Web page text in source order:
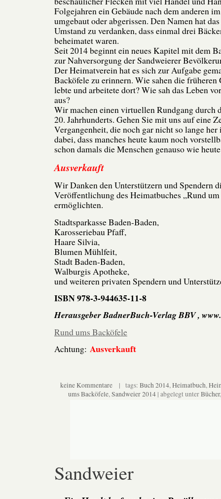
Folgejahren ein Gebäude nach dem anderen
umgebaut oder abgerissen. Den Namen hat
Umstand zu verdanken, dass einmal drei
beheimatet waren.
Seit 2014 beginnt ein neues Kapitel mit dem
zur Nahversorgung der Sandweierer
Der Heimatverein hat es sich zur Aufgabe
Backöfele zu erinnern. Wie sahen die früheren
lebte und arbeitete dort? Wie sah das Leben
aus?
Wir machen einen virtuellen Rundgang durch
20. Jahrhunderts. Gehen Sie mit uns auf eine
Vergangenheit, die noch gar nicht so lange her
dabei, dass manches heute kaum noch
schon damals die Menschen genauso wie
Ausverkauft
Wir Danken den Unterstützern und Spendern
Veröffentlichung des Heimatbuches „Rund
ermöglichten.
Stadtsparkasse Baden-Baden,
Karosseriebau Pfaff,
Haare Silvia,
Blumen Mühlfeit,
Stadt Baden-Baden,
Walburgis Apotheke,
und weiteren privaten Spendern und
ISBN 978-3-944635-11-8
Herausgeber BadnerBuch-Verlag BBV ,
Rund ums Backöfele
Achtung: Ausverkauft
keine Kommentare | tags: Buch 2014,Heimatbuch,
ums Backöfele,Sandweier 2014| abgelegt unter
Sandweier